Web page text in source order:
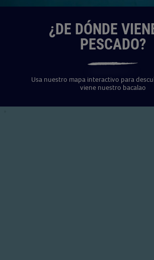
¿DE DÓNDE
PESCADO?
Usa nuestro mapa interactivo para
viene nuestro bacalao